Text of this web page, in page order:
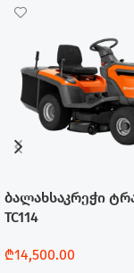
ბალახსაკრეჭი
TC114
₾14,500.00